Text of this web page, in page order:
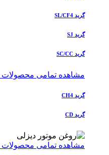
گرید SL/CF4
گرید SJ
گرید SC/CC
مشاهده تمامی محصولات
گرید CH4
گرید CD
مشاهده تمامی